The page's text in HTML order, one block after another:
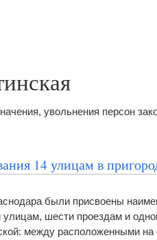
увольнения персон
14 улицам в
были присвоены
улицам, шести проездам и
между расположенными